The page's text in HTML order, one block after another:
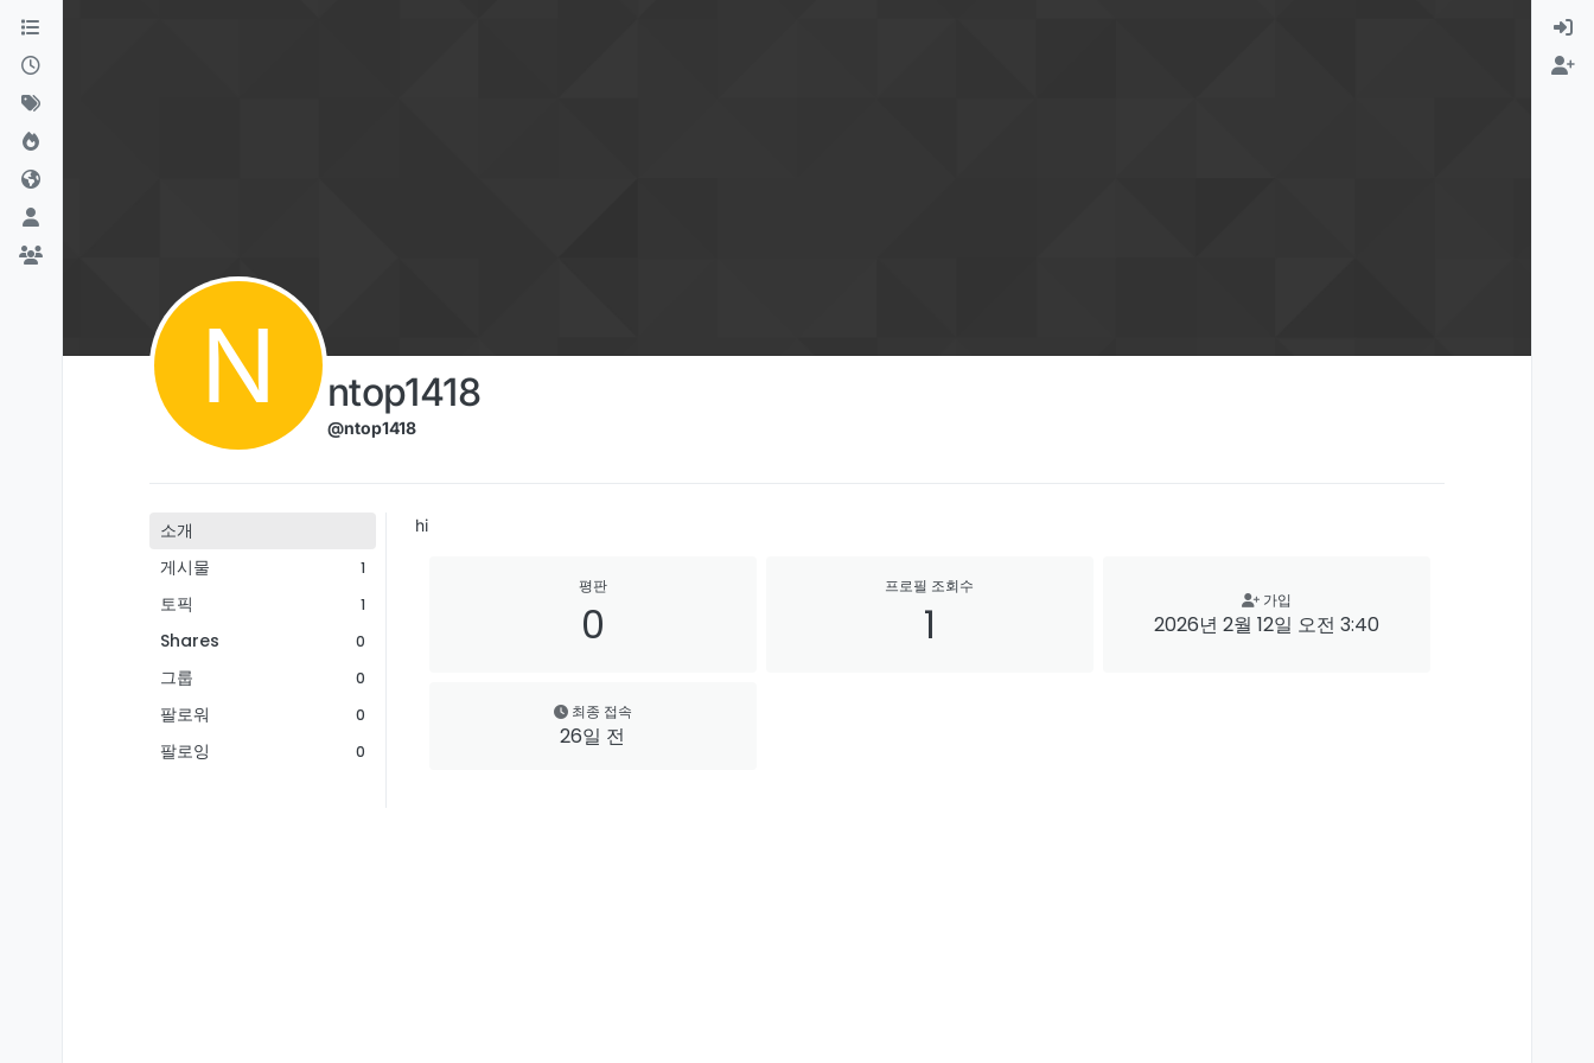
콘텐츠로 건너뛰기
N ntop1418
@ntop1418
소개
게시물
1
토픽 1
Shares 0
그룹 0
팔로워 0
팔로잉 0
hi
평판
0
프로필 조회수
1 가입
2026년 2월 12일 오전 3:40
최종 접속
26일 전